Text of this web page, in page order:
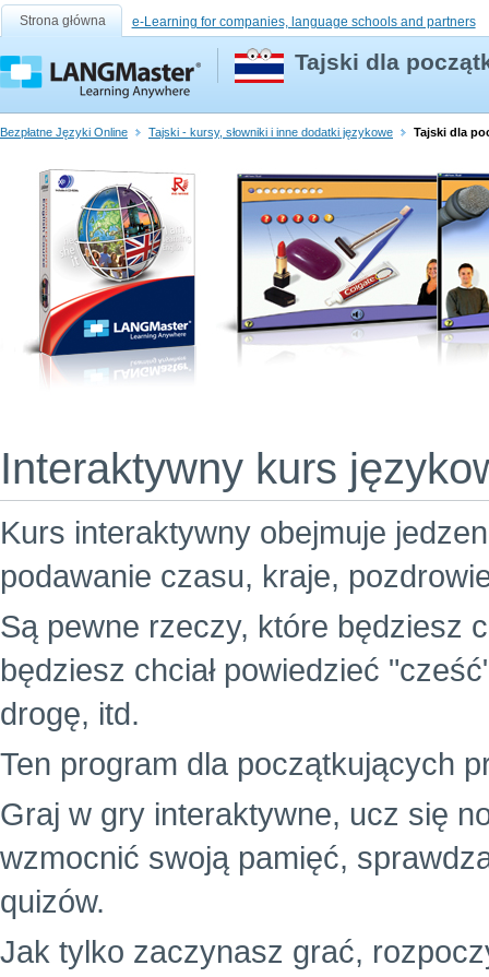
Strona główna e-Learning for companies, language schools and partners
Tajski dla
Bezpłatne Języki Online Tajski - kursy, słowniki i inne dodatki językowe Tajski dla
Interaktywny kurs
Kurs interaktywny obejmuje
podawanie czasu, kraje,
Są pewne rzeczy, które będziesz
będziesz chciał powiedzieć
drogę, itd.
Ten program dla początkujących
Graj w gry interaktywne, ucz się
wzmocnić swoją pamięć,
quizów.
Jak tylko zaczynasz grać,